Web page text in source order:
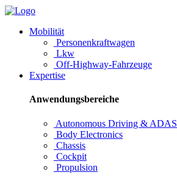
Mobilität
Personenkraftwagen
Lkw
Off-Highway-Fahrzeuge
Expertise
Anwendungsbereiche
Autonomous Driving & ADAS
Body Electronics
Chassis
Cockpit
Propulsion